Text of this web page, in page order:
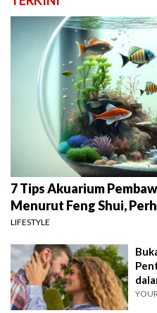
7 Tips Akuarium
Menurut Feng Shui,
LIFESTYLE